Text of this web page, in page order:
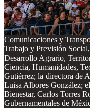
Acompañaron a la
Gobernación, Rosa Icela
Bienestar, Ariadna
Comunicaciones y
Trabajo y Previsión
Desarrollo Agrario,
Ciencia, Humanidades,
Gutiérrez; la directora de
Luisa Albores González;
Bienestar, Carlos Torres
Gubernamentales de